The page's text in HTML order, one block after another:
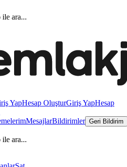
ara...
YapHesap OluşturGiriş YapHesap
MesajlarBildirimler Geri Bildirim
ara...